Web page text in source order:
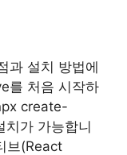
과 설치 방법에
를 처음 시작하
create-
가 가능합니
브(React